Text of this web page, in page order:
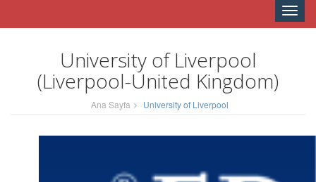
Toggle
University of Liverpool
(Liverpool-United Kingdom)
Ana Sayfa University of Liverpool